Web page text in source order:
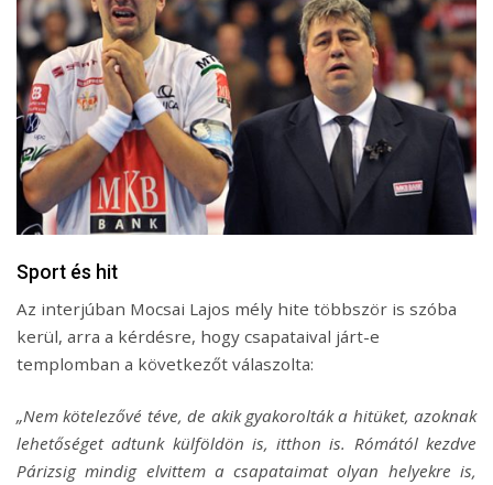
Sport és hit
Az interjúban Mocsai Lajos mély hite többször is szóba
kerül, arra a kérdésre, hogy csapataival járt-e
templomban a következőt válaszolta:
„Nem kötelezővé téve, de akik gyakorolták a hitüket, azoknak
lehetőséget adtunk külföldön is, itthon is. Rómától kezdve
Párizsig mindig elvittem a csapataimat olyan helyekre is,